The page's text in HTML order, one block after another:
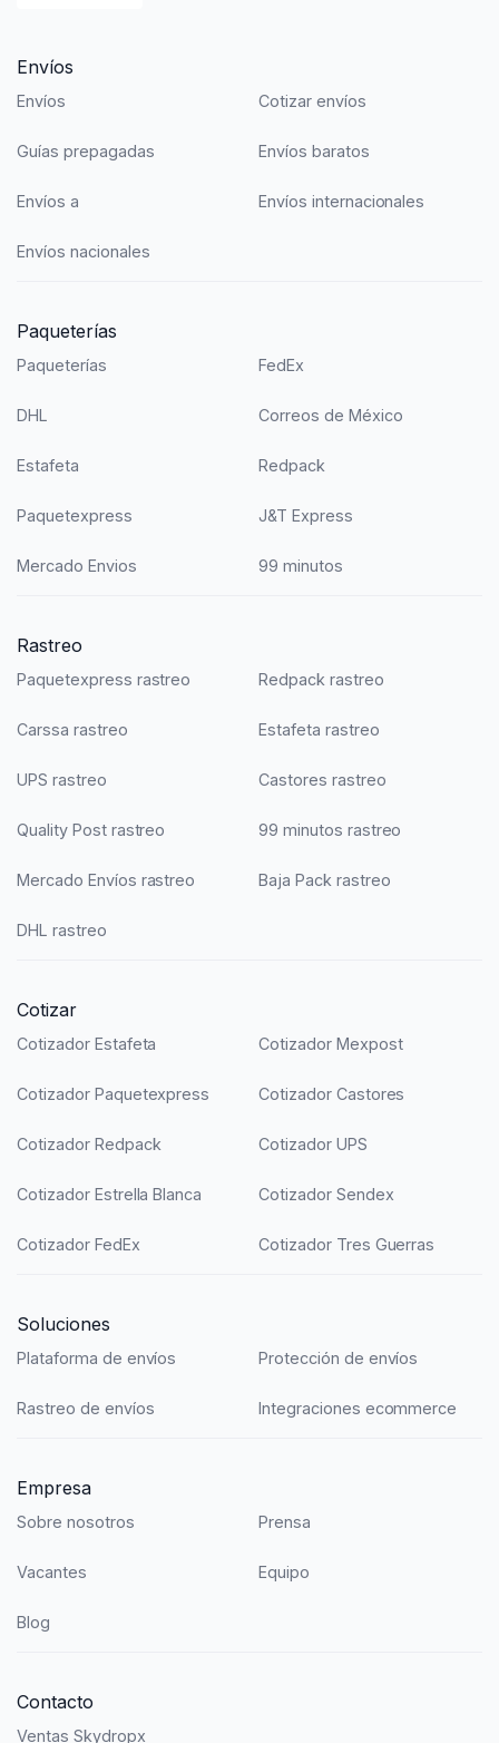
Envíos
Envíos Cotizar envíos
Guías prepagadas Envíos baratos
Envíos a Envíos internacionales
Envíos nacionales
Paqueterías
Paqueterías FedEx
DHL Correos de México
Estafeta Redpack
Paquetexpress J&T Express
Mercado Envios 99 minutos
Rastreo
Paquetexpress rastreo Redpack rastreo
Carssa rastreo Estafeta rastreo
UPS rastreo Castores rastreo
Quality Post rastreo 99 minutos rastreo
Mercado Envíos rastreo Baja Pack rastreo
DHL rastreo
Cotizar
Cotizador Estafeta Cotizador Mexpost
Cotizador Paquetexpress Cotizador Castores
Cotizador Redpack Cotizador UPS
Cotizador Estrella Blanca Cotizador Sendex
Cotizador FedEx Cotizador Tres Guerras
Soluciones
Plataforma de envíos Protección de envíos
Rastreo de envíos Integraciones ecommerce
Empresa
Sobre nosotros Prensa
Vacantes Equipo
Blog
Contacto
Ventas Skydropx